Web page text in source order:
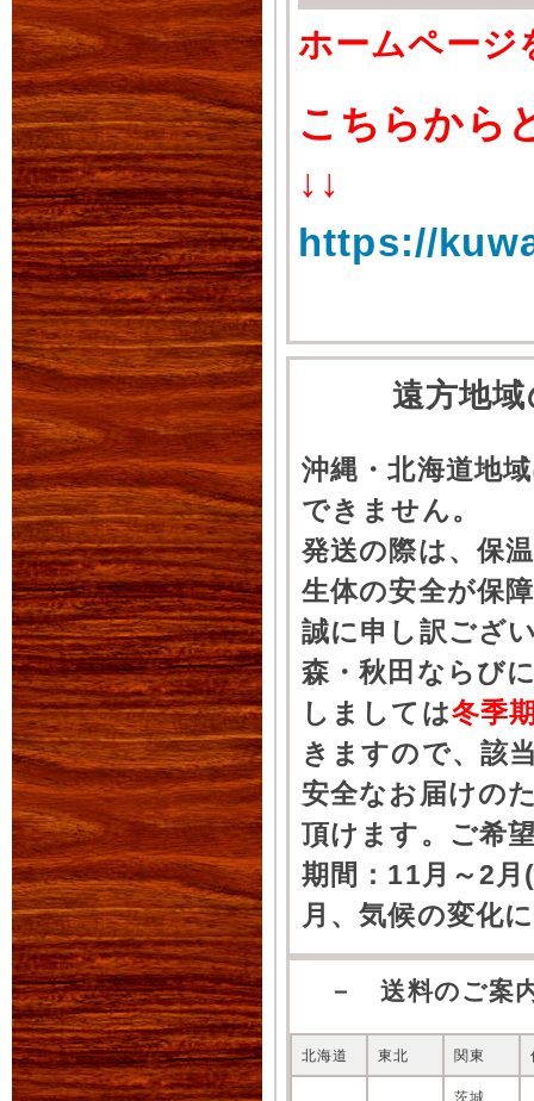
ホームページ
こちらから
↓↓
https://
遠方地
沖縄・北海道地
できません。
発送の際は、保
生体の安全が保
誠に申し訳ござ
森・秋田ならび
しましては冬季
きますので、該
安全なお届けの
頂けます。ご希
期間：11月～2
月、気候の変化
－ 送料のご案
北海道 東北 関東
茨城